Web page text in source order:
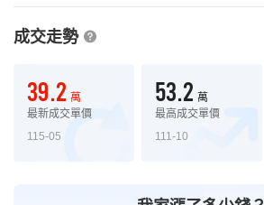
成交走勢
39.2 萬
最新成交單價
115-05
53.2 萬
最高成交單價
111-10